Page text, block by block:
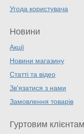
Угода користувача
Новини
Акції
Новини магазину
Статті та відео
Зв'язатися з нами
Замовлення товарів
Гуртовим клієнтам